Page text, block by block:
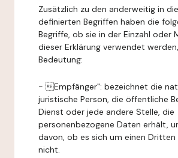
Zusätzlich zu den anderweitig in
definierten Begriffen haben die
Begriffe, ob sie in der Einzahl oder
dieser Erklärung verwendet
Bedeutung:
- Empfänger": bezeichnet die
juristische Person, die öffentliche
Dienst oder jede andere Stelle, die
personenbezogene Daten erhält,
davon, ob es sich um einen
nicht.